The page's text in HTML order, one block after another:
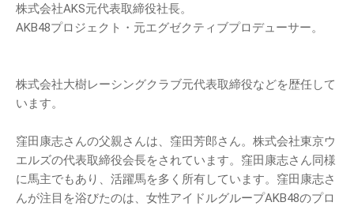
株式会社AKS元代表取締役社長。
AKB48プロジェクト・元エグゼクティブプロデューサー。
株式会社大樹レーシングクラブ元代表取締役などを歴任して
います。
窪田康志さんの父親さんは、窪田芳郎さん。株式会社東京ウ
エルズの代表取締役会長をされています。窪田康志さん同様
に馬主でもあり、活躍馬を多く所有しています。窪田康志さ
んが注目を浴びたのは、女性アイドルグループAKB48のプロ